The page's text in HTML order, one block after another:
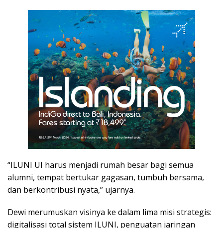
“ILUNI UI harus menjadi rumah besar bagi semua
alumni, tempat bertukar gagasan, tumbuh bersama,
dan berkontribusi nyata,” ujarnya.
Dewi merumuskan visinya ke dalam lima misi strategis:
digitalisasi total sistem ILUNI, penguatan jaringan